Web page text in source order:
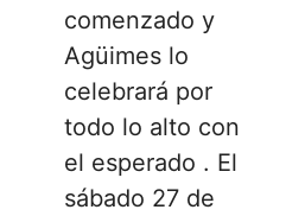
comenzado y
Agüimes lo
celebrará por
todo lo alto con
el esperado . El
sábado 27 de